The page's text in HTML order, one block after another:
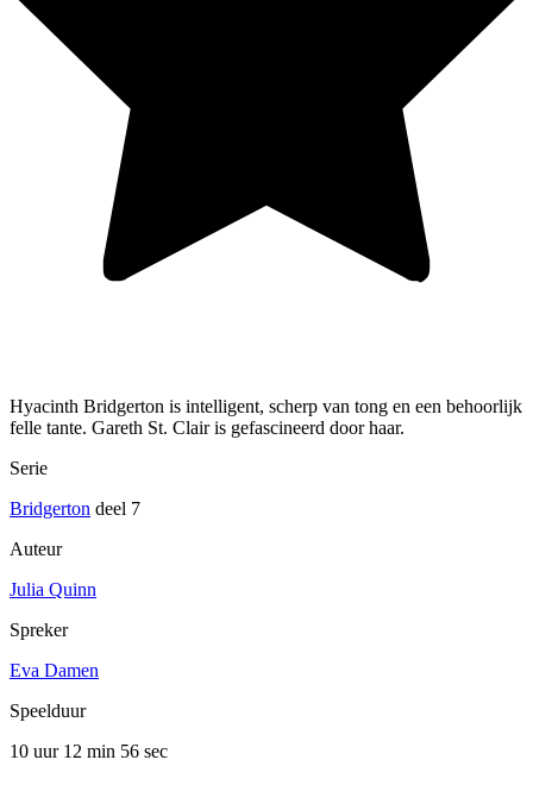
Hyacinth Bridgerton is intelligent, scherp van tong en een behoorlijk
felle tante. Gareth St. Clair is gefascineerd door haar.
Serie
Bridgerton deel 7
Auteur
Julia Quinn
Spreker
Eva Damen
Speelduur
10 uur 12 min 56 sec